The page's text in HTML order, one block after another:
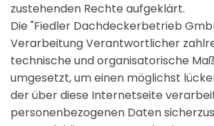
zustehenden Rechte aufgeklärt.
Die "Fiedler Dachdeckerbetrieb
Verarbeitung Verantwortlicher
technische und organisatorische
umgesetzt, um einen möglichst
der über diese Internetseite
personenbezogenen Daten